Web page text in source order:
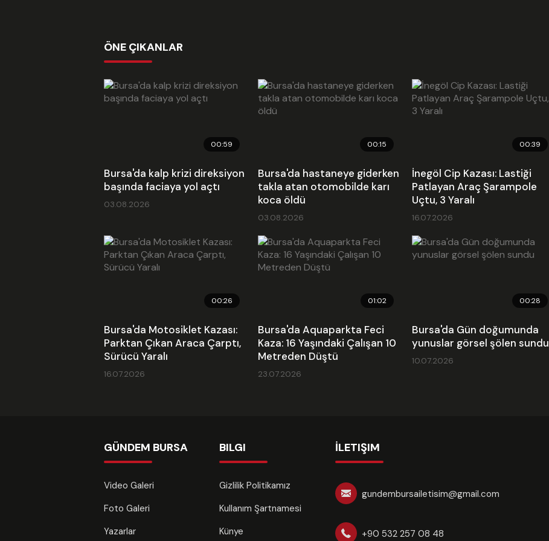
ÖNE ÇIKANLAR
00:59
Bursa'da kalp krizi direksiyon
başında faciaya yol açtı
03.08.2026
00:15
Bursa'da hastaneye giderken
takla atan otomobilde karı
koca öldü
03.08.2026
00:39
İnegöl Cip Kazası: Lastiği
Patlayan Araç Şarampole
Uçtu, 3 Yaralı
16.07.2026
00:26
Bursa'da Motosiklet Kazası:
Parktan Çıkan Araca Çarptı,
Sürücü Yaralı
16.07.2026
01:02
Bursa'da Aquaparkta Feci
Kaza: 16 Yaşındaki Çalışan 10
Metreden Düştü
23.07.2026
00:28
Bursa'da Gün doğumunda
yunuslar görsel şölen sundu
10.07.2026
GÜNDEM BURSA
Video Galeri
Foto Galeri
Yazarlar
BILGI
Gizlilik Politikamız
Kullanım Şartnamesi
Künye
İLETIŞIM
gundembursailetisim@gmail.com
+90 532 257 08 48